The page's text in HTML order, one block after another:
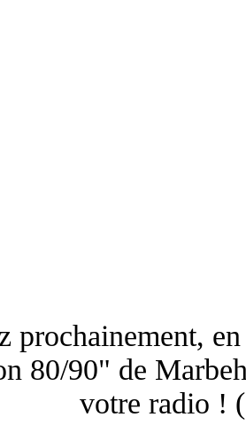
prochainement,
80/90" de
votre radio !